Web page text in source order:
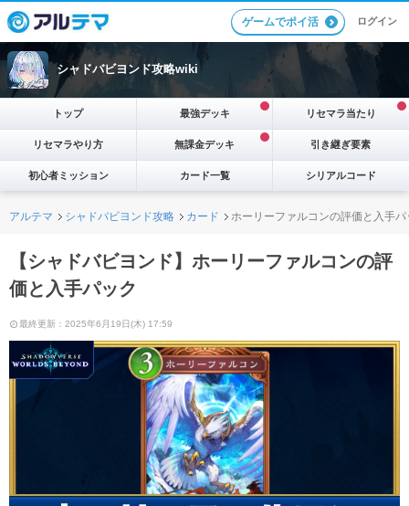
ゲームでポイ活 ログイン
シャドバビヨンド攻略wiki
トップ 最強デッキ リセマラ当たり
リセマラやり方 無課金デッキ 引き継ぎ要素
初心者ミッション カード一覧 シリアルコード
アルテマ シャドバビヨンド攻略 カード ホーリーファルコンの評価と入手パ
【シャドバビヨンド】ホーリーファルコンの評
価と入手パック
最終更新：2025年6月19日(木) 17:59